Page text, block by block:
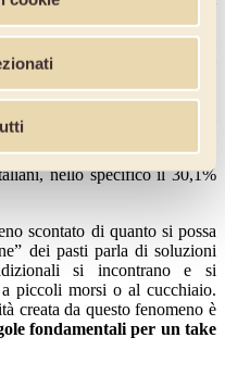
Napoli detiene anche il
nazionale: erano più di
il 40,8% di tutte le nuove
under 35; nel 38,8% dei casi
che sale ancora se
(44,4%); una nuova attività
nello specifico il 30,1%
scontato di quanto si possa
dei pasti parla di soluzioni
si incontrano e si
piccoli morsi o al cucchiaio.
creata da questo fenomeno è
fondamentali per un take